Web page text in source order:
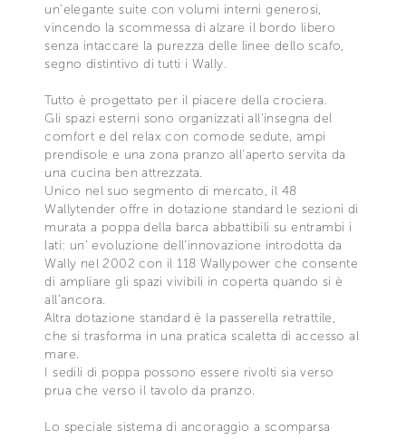
un’elegante suite con volumi interni generosi,
vincendo la scommessa di alzare il bordo libero
senza intaccare la purezza delle linee dello scafo,
segno distintivo di tutti i Wally.
Tutto è progettato per il piacere della crociera.
Gli spazi esterni sono organizzati all’insegna del
comfort e del relax con comode sedute, ampi
prendisole e una zona pranzo all’aperto servita da
una cucina ben attrezzata.
Unico nel suo segmento di mercato, il 48
Wallytender offre in dotazione standard le sezioni di
murata a poppa della barca abbattibili su entrambi i
lati: un’ evoluzione dell’innovazione introdotta da
Wally nel 2002 con il 118 Wallypower che consente
di ampliare gli spazi vivibili in coperta quando si è
all’ancora.
Altra dotazione standard è la passerella retrattile,
che si trasforma in una pratica scaletta di accesso al
mare.
I sedili di poppa possono essere rivolti sia verso
prua che verso il tavolo da pranzo.
Lo speciale sistema di ancoraggio a scomparsa